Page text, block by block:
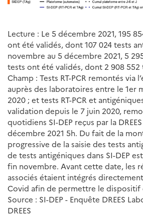
Lecture : Le 5 décembre 2021, 195
ont été validés, dont 107 024 tests
novembre au 5 décembre 2021, 5
tests ont été validés, dont 2 908 552
Champ : Tests RT-PCR remontés via
auprès des laboratoires entre le 1er
2020 ; et tests RT-PCR et
validation depuis le 7 juin 2020,
quotidiens SI-DEP reçus par la
décembre 2021 5h. Du fait de la
progressive de la saisie des tests
de tests antigéniques dans SI-DEP
fin novembre. Avant cette date, les
associés étaient intégrés
Covid afin de permettre le dispositif
Source : SI-DEP - Enquête DREES
DREES